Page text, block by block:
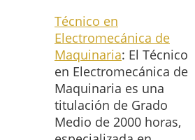
Técnico en
Electromecánica de
Maquinaria: El Técnico
en Electromecánica de
Maquinaria es una
titulación de Grado
Medio de 2000 horas,